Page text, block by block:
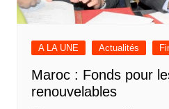
A LA UNE Actualités
Maroc : Fonds pour
renouvelables